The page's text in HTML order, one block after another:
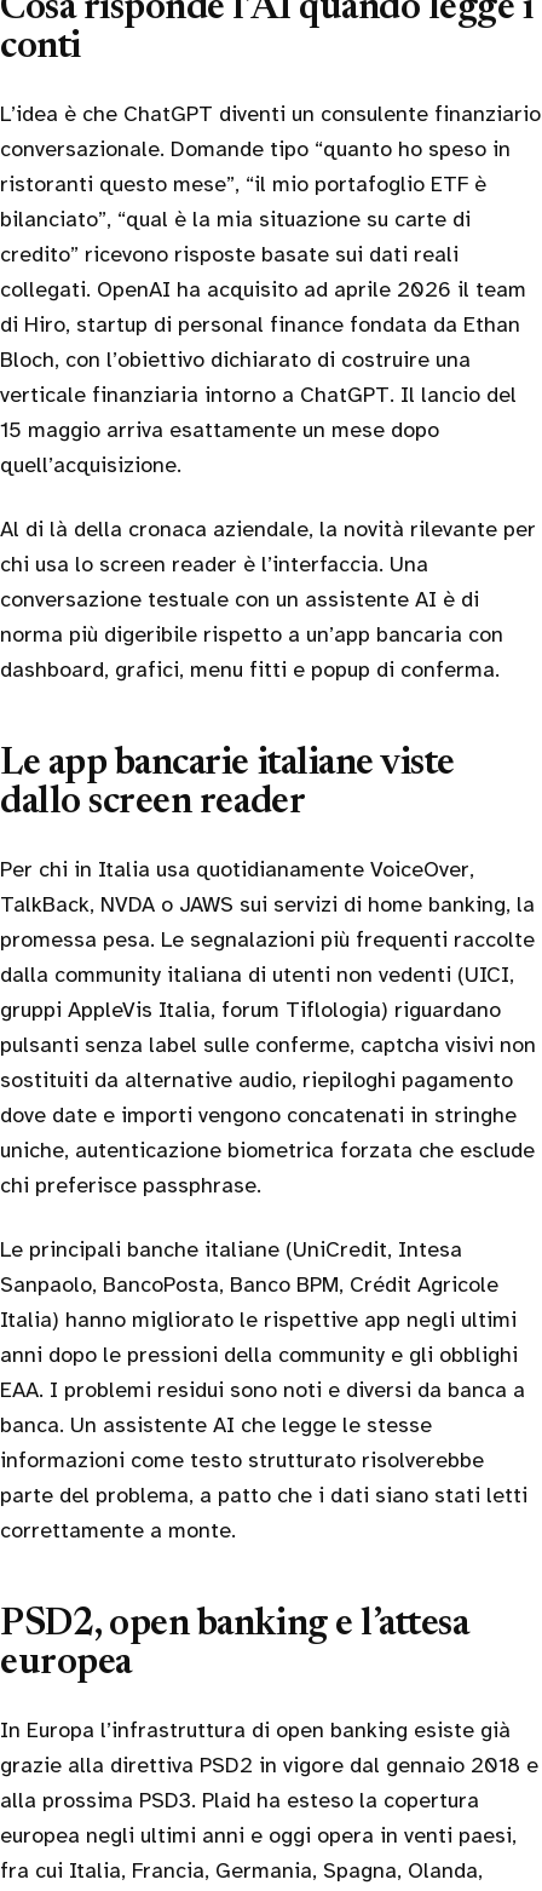
Cosa risponde l’AI quando legge i
conti
L’idea è che ChatGPT diventi un consulente finanziario
conversazionale. Domande tipo “quanto ho speso in
ristoranti questo mese”, “il mio portafoglio ETF è
bilanciato”, “qual è la mia situazione su carte di
credito” ricevono risposte basate sui dati reali
collegati. OpenAI ha acquisito ad aprile 2026 il team
di Hiro, startup di personal finance fondata da Ethan
Bloch, con l’obiettivo dichiarato di costruire una
verticale finanziaria intorno a ChatGPT. Il lancio del
15 maggio arriva esattamente un mese dopo
quell’acquisizione.
Al di là della cronaca aziendale, la novità rilevante per
chi usa lo screen reader è l’interfaccia. Una
conversazione testuale con un assistente AI è di
norma più digeribile rispetto a un’app bancaria con
dashboard, grafici, menu fitti e popup di conferma.
Le app bancarie italiane viste
dallo screen reader
Per chi in Italia usa quotidianamente VoiceOver,
TalkBack, NVDA o JAWS sui servizi di home banking, la
promessa pesa. Le segnalazioni più frequenti raccolte
dalla community italiana di utenti non vedenti (UICI,
gruppi AppleVis Italia, forum Tiflologia) riguardano
pulsanti senza label sulle conferme, captcha visivi non
sostituiti da alternative audio, riepiloghi pagamento
dove date e importi vengono concatenati in stringhe
uniche, autenticazione biometrica forzata che esclude
chi preferisce passphrase.
Le principali banche italiane (UniCredit, Intesa
Sanpaolo, BancoPosta, Banco BPM, Crédit Agricole
Italia) hanno migliorato le rispettive app negli ultimi
anni dopo le pressioni della community e gli obblighi
EAA. I problemi residui sono noti e diversi da banca a
banca. Un assistente AI che legge le stesse
informazioni come testo strutturato risolverebbe
parte del problema, a patto che i dati siano stati letti
correttamente a monte.
PSD2, open banking e l’attesa
europea
In Europa l’infrastruttura di open banking esiste già
grazie alla direttiva PSD2 in vigore dal gennaio 2018 e
alla prossima PSD3. Plaid ha esteso la copertura
europea negli ultimi anni e oggi opera in venti paesi,
fra cui Italia, Francia, Germania, Spagna, Olanda,